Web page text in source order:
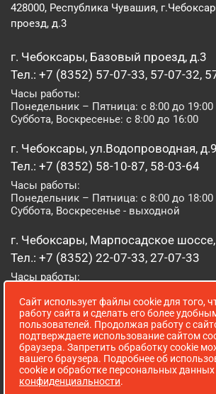
428000, Республика Чувашия,
проезд, д.3
г. Чебоксары, Базовый проезд, д.3
Тел.: +7 (8352) 57-07-33, 57-07-32,
Часы работы:
Понедельник – Пятница: с 8:00 до 19:00
Суббота, Воскресенье: с 8:00 до 16:00
г. Чебоксары, ул.Водопроводная,
Тел.: +7 (8352) 58-10-87, 58-03-64
Часы работы:
Понедельник – Пятница: с 8:00 до 18:00
Суббота, Воскресенье - выходной
г. Чебоксары, Марпосадское
Тел.: +7 (8352) 22-07-33, 27-07-33
Часы работы:
Суббота, Воскресенье: с 8:00 до 16:00
г. Йошкар-Ола, ул. Луначарского, д.
Тел.: (8362) 41-07-31
Часы работы:
Понедельник – Пятница: с 8:00 до 18:00
Сайт использует файлы cookie для того,
работу сайта и сделать его более
пользователей. Продолжая работу с
подтверждаете использование сайтом
браузера. Запретить обработку cookie
вашего браузера. Подробнее об
cookie и обработке персональных
конфиденциальности.